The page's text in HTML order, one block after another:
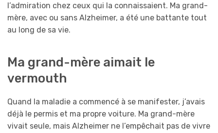
l’admiration chez ceux qui la connaissaient. Ma grand-
mère, avec ou sans Alzheimer, a été une battante tout
au long de sa vie.
Ma grand-mère aimait le
vermouth
Quand la maladie a commencé à se manifester, j’avais
déjà le permis et ma propre voiture. Ma grand-mère
vivait seule, mais Alzheimer ne l’empêchait pas de vivre